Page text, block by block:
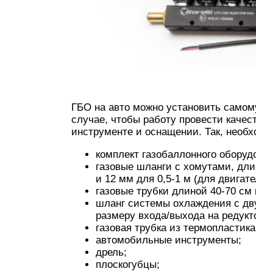
ГБО на авто можно установить
случае, чтобы работу провести
инструменте и оснащении. Так,
комплект газобаллонного
газовые шланги с хомутами,
и 12 мм для 0,5-1 м (для
газовые трубки длиной 40-70
шланг системы охлаждения с
размеру входа/выхода на
газовая трубка из
автомобильные инструменты;
дрель;
плоскогубцы;